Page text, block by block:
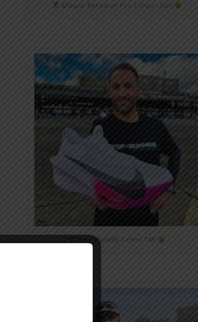
Mizuno Rebellion Pro 3 chez i-Run
Nike Alphafly 3 chez T4R